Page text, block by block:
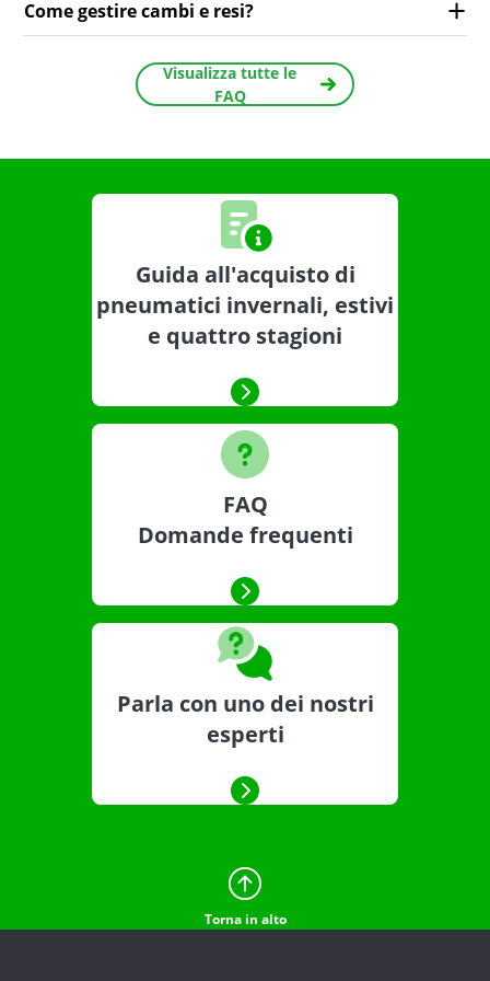
Come gestire cambi e resi?
Visualizza tutte le
FAQ
Guida all'acquisto di
pneumatici invernali, estivi
e quattro stagioni
FAQ
Domande frequenti
Parla con uno dei nostri
esperti
Torna in alto